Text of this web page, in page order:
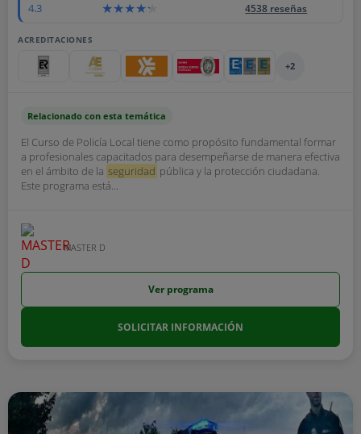
4.3 4538 reseñas
ACREDITACIONES
+2
Relacionado con esta temática
El Curso de Policía Local tiene como propósito fundamental formar
a profesionales capacitados para desempeñarse de manera efectiva
en el ámbito de la seguridad pública y la protección ciudadana.
Este programa está...
MASTER D
Ver programa
SOLICITAR INFORMACIÓN